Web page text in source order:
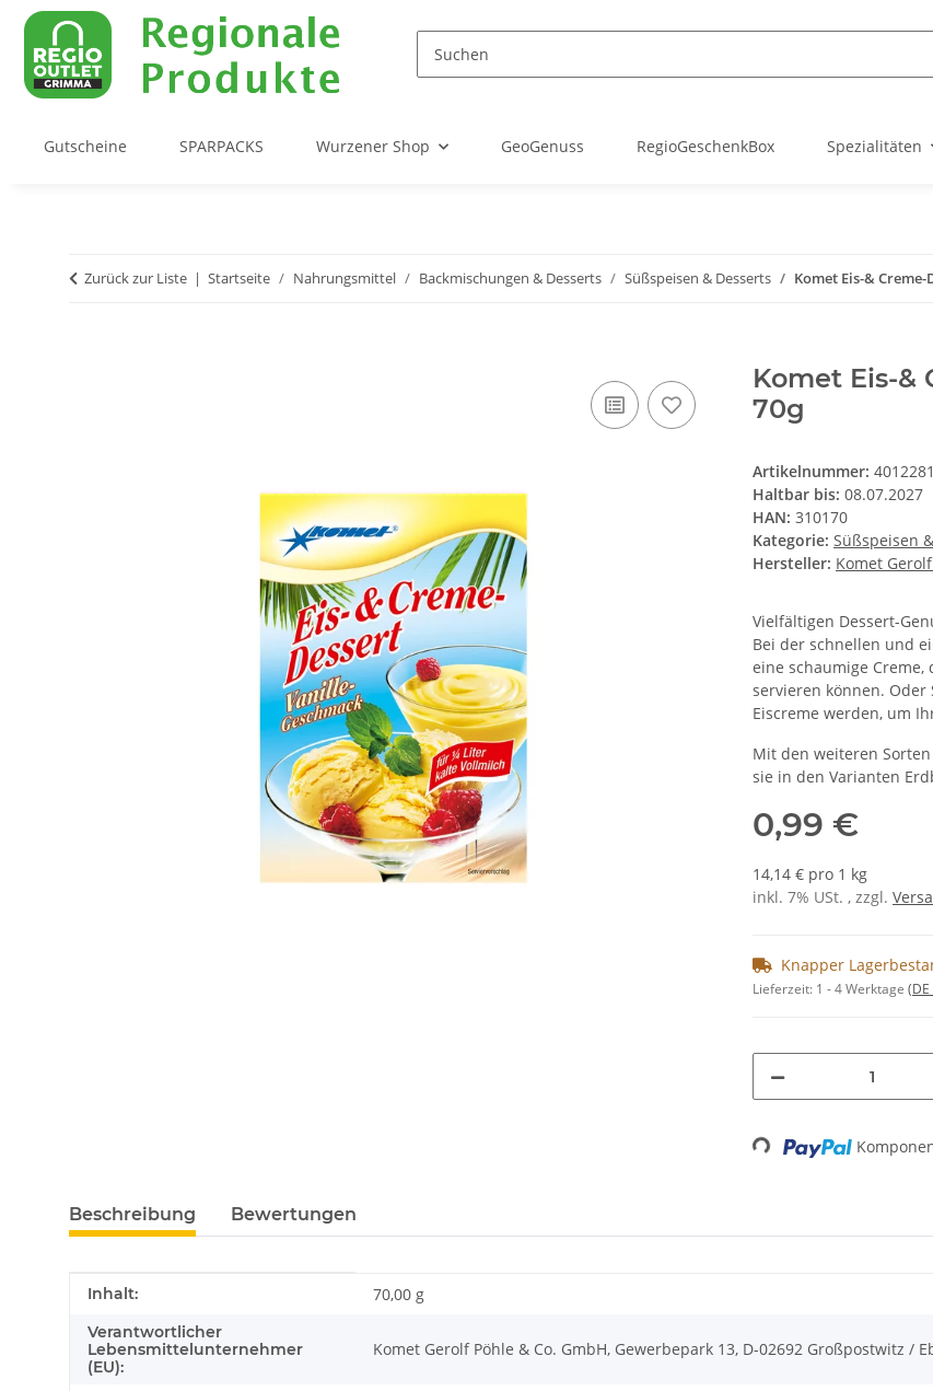
Gutscheine SPARPACKS Wurzener Shop GeoGenuss RegioGeschenkBox Spezialitäten
Zurück zur Liste Startseite Nahrungsmittel Backmischungen & Desserts Süßspeisen & Desserts Komet Eis-&
Komet Eis-&
70g
Artikelnummer:
Haltbar bis: 08.07.2027
HAN: 310170
Kategorie: Süßspeisen
Hersteller: Komet
Vielfältigen Dessert-
Bei der schnellen und
eine schaumige
servieren können. Oder
Eiscreme werden, um
Mit den weiteren
sie in den Varianten
0,99 €
14,14 € pro 1 kg
inkl. 7% USt. , zzgl.
Knapper
Lieferzeit: 1 - 4 Werktage
Loading...
Beschreibung Bewertungen
Produkteigenschaft
Wert
Inhalt: 70,00 g
Verantwortlicher
Lebensmittelunternehmer
(EU):
Komet Gerolf Pöhle & Co. GmbH, Gewerbepark 13, D-02692 Großpostwitz /